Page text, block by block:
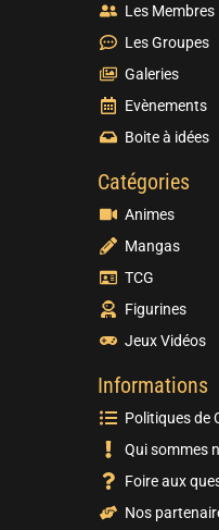
Les Membres
Les Groupes
Galeries
Evènements
Boite à idées
Catégories
Animes
Mangas
TCG
Figurines
Jeux Vidéos
Informations
Politiques de
Qui sommes
Foire aux
Nos